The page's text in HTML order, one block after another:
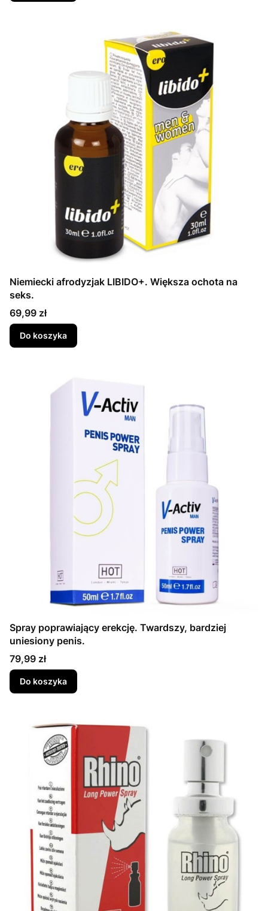
Niemiecki afrodyzjak LIBIDO+. Większa ochota na
seks.
Cena
69,99 zł
Do koszyka
Spray poprawiający erekcję. Twardszy, bardziej
uniesiony penis.
Cena
79,99 zł
Do koszyka